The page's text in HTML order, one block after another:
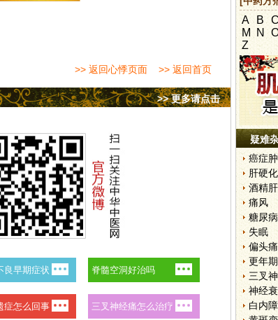
>> 返回心悸页面 >> 返回首页
>> 更多请点击
A B C
M N
Z
疑难
癌症
肝硬化
酒精肝
痛风
糖尿病
失眠
偏头痛
更年
三叉
神经
白内障